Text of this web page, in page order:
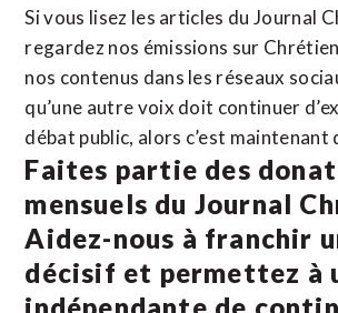
Si vous lisez les articles du Journal
regardez nos émissions sur
nos contenus dans les réseaux
qu’une autre voix doit continuer
débat public, alors c’est maintenant
Faites partie des
mensuels du Journal
Aidez-nous à franchir
décisif et permettez à